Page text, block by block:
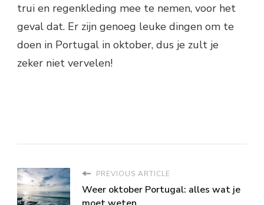
trui en regenkleding mee te nemen, voor het
geval dat. Er zijn genoeg leuke dingen om te
doen in Portugal in oktober, dus je zult je
zeker niet vervelen!
PREVIOUS ARTICLE
Weer oktober Portugal: alles wat je